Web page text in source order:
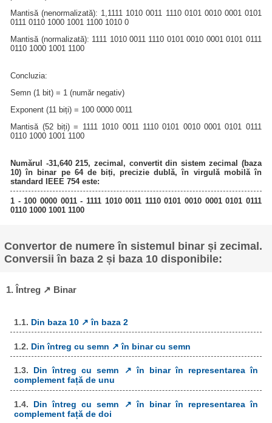
Mantisă (nenormalizată): 1,1111 1010 0011 1110 0101 0010 0001 0101
0111 0110 1000 1001 1100 1010 0
Mantisă (normalizată): 1111 1010 0011 1110 0101 0010 0001 0101 0111
0110 1000 1001 1100
Concluzia:
Semn (1 bit) = 1 (număr negativ)
Exponent (11 biți) = 100 0000 0011
Mantisă (52 biți) = 1111 1010 0011 1110 0101 0010 0001 0101 0111
0110 1000 1001 1100
Numărul -31,640 215, zecimal, convertit din sistem zecimal (baza
10) în binar pe 64 de biți, precizie dublă, în virgulă mobilă în
standard IEEE 754 este:
1 - 100 0000 0011 - 1111 1010 0011 1110 0101 0010 0001 0101 0111
0110 1000 1001 1100
Convertor de numere în sistemul binar și zecimal.
Conversii în baza 2 și baza 10 disponibile:
1. Întreg ↗ Binar
1.1. Din baza 10 ↗ în baza 2
1.2. Din întreg cu semn ↗ în binar cu semn
1.3. Din întreg cu semn ↗ în binar în representarea în
complement față de unu
1.4. Din întreg cu semn ↗ în binar în representarea în
complement față de doi